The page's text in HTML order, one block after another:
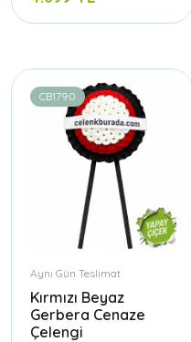
CB1790
Aynı Gün Teslimat
Kırmızı Beyaz
Gerbera Cenaze
Çelengi